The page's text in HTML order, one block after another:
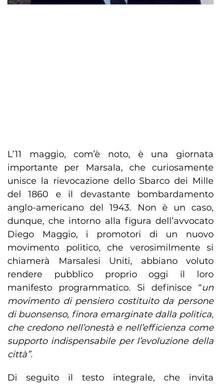
L’11 maggio, com’è noto, è una giornata
importante per Marsala, che curiosamente
unisce la rievocazione dello Sbarco dei Mille
del 1860 e il devastante bombardamento
anglo-americano del 1943. Non è un caso,
dunque, che intorno alla figura dell’avvocato
Diego Maggio, i promotori di un nuovo
movimento politico, che verosimilmente si
chiamerà Marsalesi Uniti, abbiano voluto
rendere pubblico proprio oggi il loro
manifesto programmatico. Si definisce “un
movimento di pensiero costituito da persone
di buonsenso, finora emarginate dalla politica,
che credono nell’onestà e nell’efficienza come
supporto indispensabile per l’evoluzione della
città”.
Di seguito il testo integrale, che invita